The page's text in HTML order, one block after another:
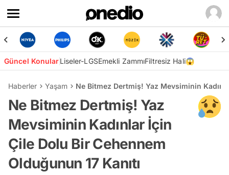
Güncel KonularLiseler-LGSEmekli ZammıFiltresiz Hali😱
Haberler Yaşam Ne Bitmez Dertmiş! Yaz Mevsiminin
Ne Bitmez Dertmiş! Yaz
Mevsiminin Kadınlar İçin
Çile Dolu Bir Cehennem
Olduğunun 17 Kanıtı